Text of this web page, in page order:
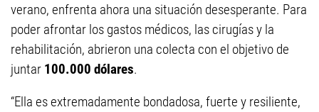
verano, enfrenta ahora una situación desesperante. Para
poder afrontar los gastos médicos, las cirugías y la
rehabilitación, abrieron una colecta con el objetivo de
juntar 100.000 dólares.
“Ella es extremadamente bondadosa, fuerte y resiliente,